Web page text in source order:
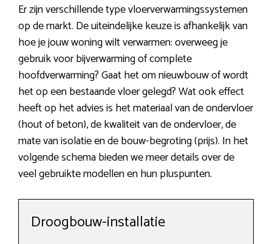
Er zijn verschillende type vloerverwarmingssystemen
op de markt. De uiteindelijke keuze is afhankelijk van
hoe je jouw woning wilt verwarmen: overweeg je
gebruik voor bijverwarming of complete
hoofdverwarming? Gaat het om nieuwbouw of wordt
het op een bestaande vloer gelegd? Wat ook effect
heeft op het advies is het materiaal van de ondervloer
(hout of beton), de kwaliteit van de ondervloer, de
mate van isolatie en de bouw-begroting (prijs). In het
volgende schema bieden we meer details over de
veel gebruikte modellen en hun pluspunten.
Droogbouw-installatie